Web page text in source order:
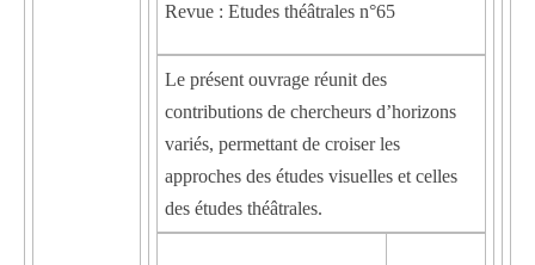
Revue : Etudes théâtrales n°65
Le présent ouvrage réunit des
contributions de chercheurs d’horizons
variés, permettant de croiser les
approches des études visuelles et celles
des études théâtrales.